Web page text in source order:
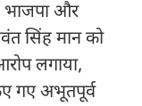
भाजपा और
सिंह मान को
लगाया,
गए अभूतपूर्व